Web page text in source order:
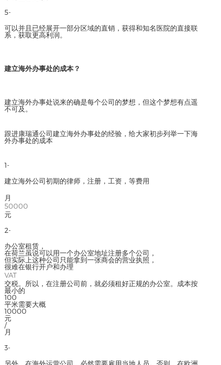
5-
可以并且已经展开一部分区域的直销，获得和知名医院的直接联
系，获取更高利润。
建立海外办事处的成本？
建立海外办事处说来的确是每个公司的梦想，但这个梦想有点遥
不可及。
跟进康瑞通公司建立海外办事处的经验，给大家初步列举一下海
外办事处的成本
1-
建立海外公司初期的律师，注册，工资，等费用
月
50000
元
2-
办公室租赁，
在荷兰虽说可以用一个办公室地址注册多个公司，
但实际上这种公司只能拿到一张商会的营业执照，
很难在银行开户和办理
VAT
交税。所以，在注册公司前，就必须租好正规的办公室。成本按
最小的
100
平米需要大概
10000
元
/
月
3-
另外，在海外运营公司，必然需要雇用当地人员。否则，在欧洲